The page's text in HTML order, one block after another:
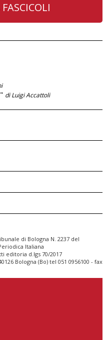
di Luigi Accattoli
di Bologna N. 2237 del
Italiana
editoria d.lgs 70/2017
Bologna (Bo) tel 051 0956100 - fax